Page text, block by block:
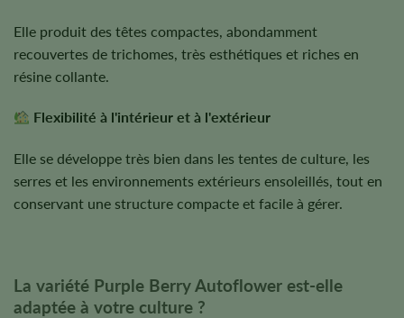
Elle produit des têtes compactes, abondamment
recouvertes de trichomes, très esthétiques et riches en
résine collante.
Flexibilité à l'intérieur et à l'extérieur
Elle se développe très bien dans les tentes de culture, les
serres et les environnements extérieurs ensoleillés, tout en
conservant une structure compacte et facile à gérer.
La variété Purple Berry Autoflower est-elle
adaptée à votre culture ?